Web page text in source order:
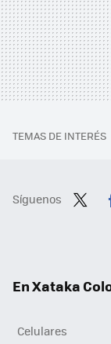
TEMAS DE INTERÉS
Síguenos
En Xataka
Celulares